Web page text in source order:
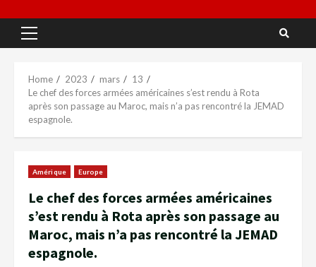
Home 2023 mars
13
Le chef des forces armées américaines s’est rendu à Rota
après son passage au Maroc, mais n’a pas rencontré la JEMAD
espagnole.
Amérique Europe
Le chef des forces armées américaines
s’est rendu à Rota après son passage au
Maroc, mais n’a pas rencontré la JEMAD
espagnole.